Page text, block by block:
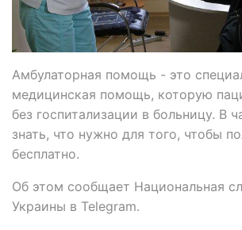
Амбулаторная помощь - это
медицинская помощь, которую
без госпитализации в больницу. В
знать, что нужно для того, чтобы
бесплатно.
Об этом сообщает Национальная
Украины в Telegram.